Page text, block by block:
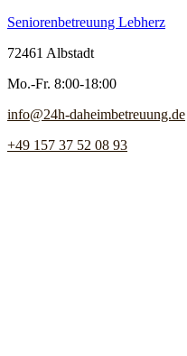
Seniorenbetreuung Lebherz
72461 Albstadt
Mo.-Fr. 8:00-18:00
info@24h-daheimbetreuung.de
+49 157 37 52 08 93